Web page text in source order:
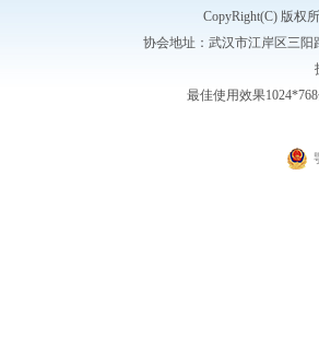
CopyRight(C) 版权
协会地址：武汉市江岸区三阳
最佳使用效果